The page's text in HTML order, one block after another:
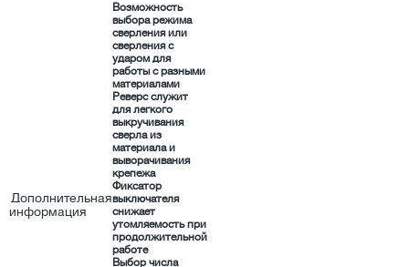
Дополнительная
информация
Возможность
выбора режима
сверления или
сверления с
ударом для
работы с разными
материалами
Реверс служит
для легкого
выкручивания
сверла из
материала и
выворачивания
крепежа
Фиксатор
выключателя
снижает
утомляемость при
продолжительной
работе
Выбор числа